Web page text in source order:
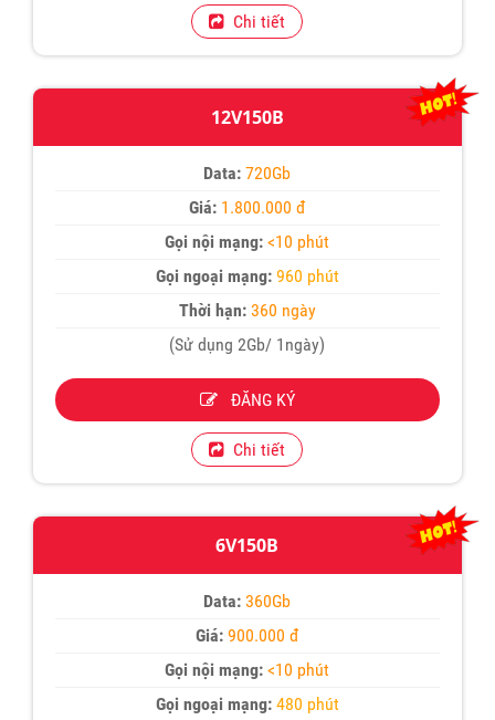
Chi tiết
12V150B
Data: 720Gb
Giá: 1.800.000 đ
Gọi nội mạng: <10 phút
Gọi ngoại mạng: 960 phút
Thời hạn:360 ngày
(Sử dụng 2Gb/ 1ngày)
ĐĂNG KÝ
Chi tiết
6V150B
Data: 360Gb
Giá:900.000 đ
Gọi nội mạng: <10 phút
Gọi ngoại mạng: 480 phút